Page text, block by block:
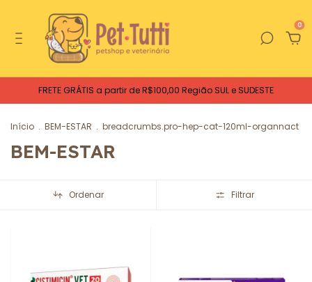
0
FRETE GRÁTIS a partir de R$100,00 Região SUL e SUDESTE
Início . BEM-ESTAR . breadcrumbs.pro-hep-cat-120ml-organnact
BEM-ESTAR
Ordenar Filtrar